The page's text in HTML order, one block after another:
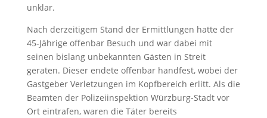
unklar.
Nach derzeitigem Stand der Ermittlungen hatte der
45-Jährige offenbar Besuch und war dabei mit
seinen bislang unbekannten Gästen in Streit
geraten. Dieser endete offenbar handfest, wobei der
Gastgeber Verletzungen im Kopfbereich erlitt. Als die
Beamten der Polizeiinspektion Würzburg-Stadt vor
Ort eintrafen, waren die Täter bereits